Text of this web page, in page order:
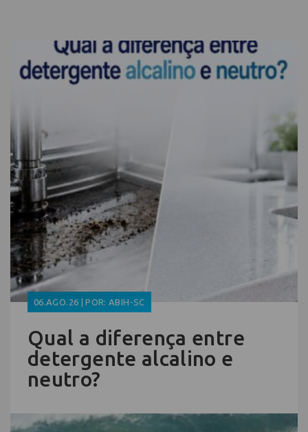
06.AGO.26 | POR: ABIH-SC
Qual a diferença entre
detergente alcalino e
neutro?